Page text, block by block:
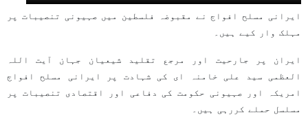
ایرانی مسلح افواج نے مقبوضہ فلسطین میں صہیونی تنصیبات پر
مہلک وار کیے ہیں۔
ایران پر جارحیت اور مرجع تقلید شیعیان جہان آیت اللہ
العظمی سید علی خامنہ ای کی شہادت پر ایرانی مسلح افواج
امریکہ اور صہیونی حکومت کی دفاعی اور اقتصادی تنصیبات پر
مسلسل حملے کررہی ہیں۔